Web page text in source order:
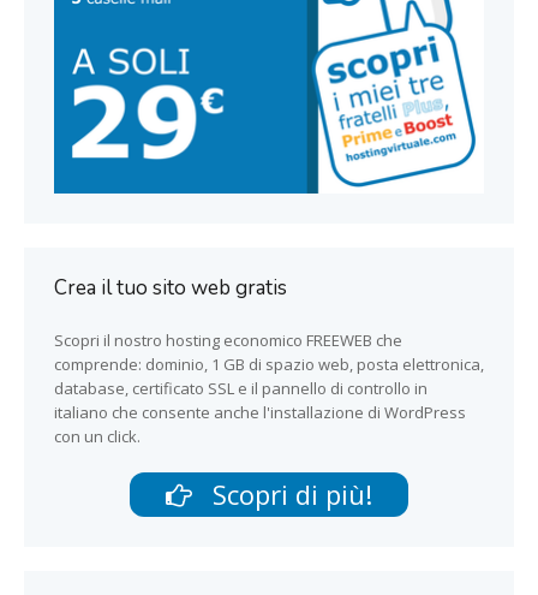
Crea il tuo sito web gratis
Scopri il nostro hosting economico FREEWEB che
comprende: dominio, 1 GB di spazio web, posta elettronica,
database, certificato SSL e il pannello di controllo in
italiano che consente anche l'installazione di WordPress
con un click.
Scopri di più!